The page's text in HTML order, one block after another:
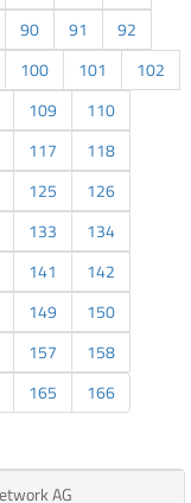
90 91
92
100 101
102
109
110
117
118
125
126
133
134
141
142
149
150
157
158
165 166
AG